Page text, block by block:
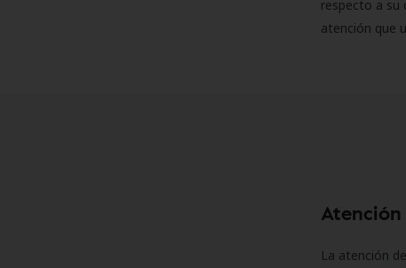
respecto a su
atención que
La atención